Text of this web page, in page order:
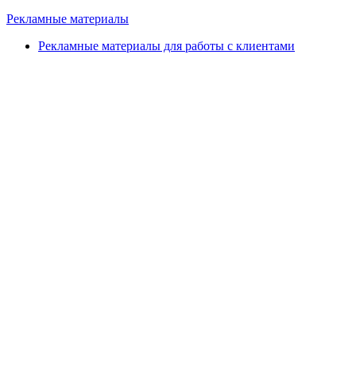
Рекламные материалы
Рекламные материалы для работы с клиентами